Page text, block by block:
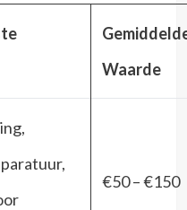
Waarde
€50 – €150